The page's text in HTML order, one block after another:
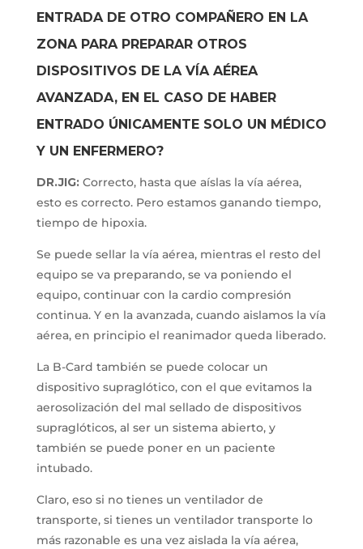
ENTRADA DE OTRO COMPAÑERO EN LA
ZONA PARA PREPARAR OTROS
DISPOSITIVOS DE LA VÍA AÉREA
AVANZADA, EN EL CASO DE HABER
ENTRADO ÚNICAMENTE SOLO UN MÉDICO
Y UN ENFERMERO?
DR.JIG: Correcto, hasta que aíslas la vía aérea,
esto es correcto. Pero estamos ganando tiempo,
tiempo de hipoxia.
Se puede sellar la vía aérea, mientras el resto del
equipo se va preparando, se va poniendo el
equipo, continuar con la cardio compresión
continua. Y en la avanzada, cuando aislamos la vía
aérea, en principio el reanimador queda liberado.
La B-Card también se puede colocar un
dispositivo supraglótico, con el que evitamos la
aerosolización del mal sellado de dispositivos
supraglóticos, al ser un sistema abierto, y
también se puede poner en un paciente
intubado.
Claro, eso si no tienes un ventilador de
transporte, si tienes un ventilador transporte lo
más razonable es una vez aislada la vía aérea,